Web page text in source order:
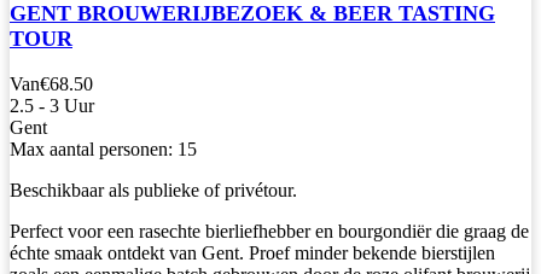
GENT BROUWERIJBEZOEK & BEER TASTING
TOUR
Van€68.50
2.5 - 3 Uur
Gent
Max aantal personen: 15
Beschikbaar als publieke of privétour.
Perfect voor een rasechte bierliefhebber en bourgondiër die graag de
échte smaak ontdekt van Gent. Proef minder bekende bierstijlen